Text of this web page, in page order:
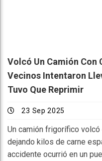
Volcó Un Camión Con
Vecinos Intentaron
Tuvo Que Reprimir
23 Sep 2025
Un camión frigorífico volcó
dejando kilos de carne
accidente ocurrió en un